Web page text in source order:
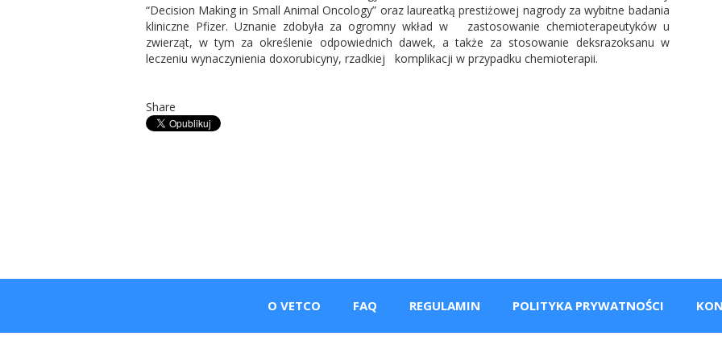
“Decision Making in Small Animal Oncology” oraz laureatką prestiżowej nagrody za wybitne badania
kliniczne Pfizer. Uznanie zdobyła za ogromny wkład w zastosowanie chemioterapeutyków u
zwierząt, w tym za określenie odpowiednich dawek, a także za stosowanie deksrazoksanu w
leczeniu wynaczynienia doxorubicyny, rzadkiej komplikacji w przypadku chemioterapii.
Share
O VETCO FAQ REGULAMIN POLITYKA PRYWATNOŚCI